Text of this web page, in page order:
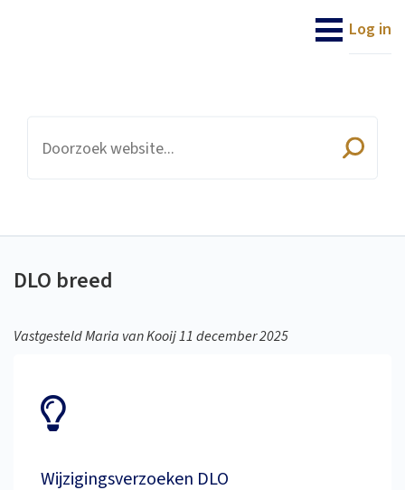
Log in
DLO breed
Vastgesteld Maria van Kooij 11 december 2025
Wijzigingsverzoeken DLO